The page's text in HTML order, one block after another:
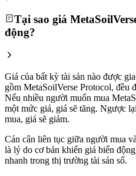
Tại sao giá
động?
Giá của bất kỳ tài sản nào được
gồm MetaSoilVerse Protocol, đều
Nếu nhiều người muốn mua
một mức giá, giá sẽ tăng. Ngược
mua, giá sẽ giảm.
Cán cân liên tục giữa người mua
là lý do cơ bản khiến giá biến
nhanh trong thị trường tài sản số.